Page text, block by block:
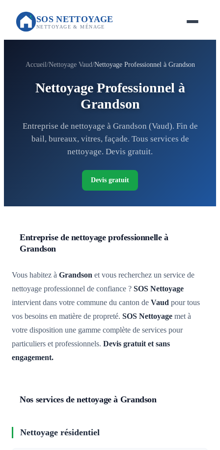
SOS NETTOYAGE
NETTOYAGE & MÉNAGE
Accueil Nettoyage Vaud Nettoyage Professionnel à Grandson
Nettoyage Professionnel à
Grandson
Entreprise de nettoyage à Grandson (Vaud). Fin de
bail, bureaux, vitres, façade. Tous services de
nettoyage. Devis gratuit.
Devis gratuit
Entreprise de nettoyage professionnelle à
Grandson
Vous habitez à Grandson et vous recherchez un service de
nettoyage professionnel de confiance ? SOS Nettoyage
intervient dans votre commune du canton de Vaud pour tous
vos besoins en matière de propreté. SOS Nettoyage met à
votre disposition une gamme complète de services pour
particuliers et professionnels. Devis gratuit et sans
engagement.
Nos services de nettoyage à Grandson
Nettoyage résidentiel